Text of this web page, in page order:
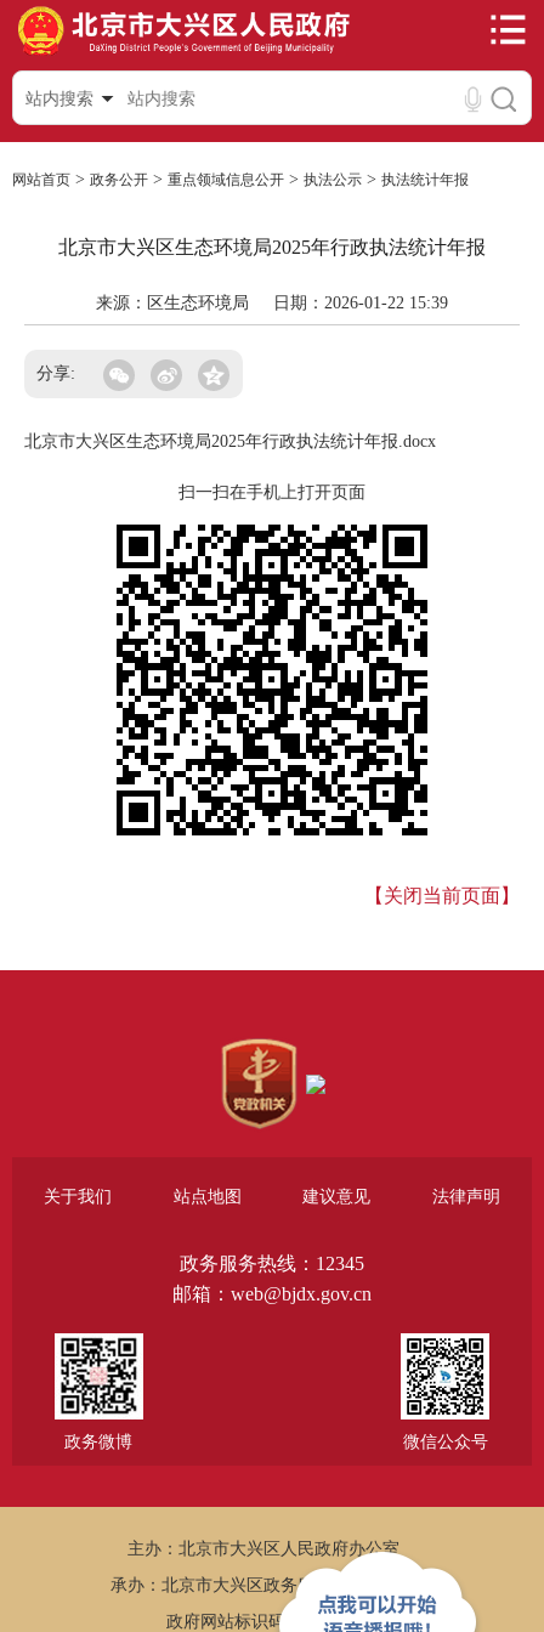
站内搜索
网站首页 > 政务公开 > 重点领域信息公开 > 执法公示 > 执法统计年报
北京市大兴区生态环境局2025年行政执法统计年报
来源：区生态环境局 日期：2026-01-22 15:39
分享:
北京市大兴区生态环境局2025年行政执法统计年报.docx
扫一扫在手机上打开页面
【关闭当前页面】
关于我们 站点地图 建议意见 法律声明
政务服务热线：12345
邮箱：web@bjdx.gov.cn
政务微博 微信公众号
主办：北京市大兴区人民政府办公室
承办：北京市大兴区政务服务和数据管理局
政府网站标识码：1101150005